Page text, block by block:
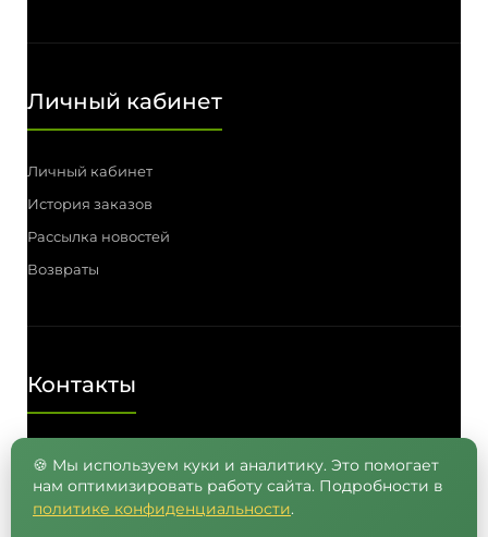
Личный кабинет
Личный кабинет
История заказов
Рассылка новостей
Возвраты
Контакты
8 (962) 050-05-65, 8 (965) 875-75-55
E-mail: info@semenavomske.ru
🍪 Мы используем куки и аналитику. Это помогает
нам оптимизировать работу сайта. Подробности в
политике конфиденциальности.